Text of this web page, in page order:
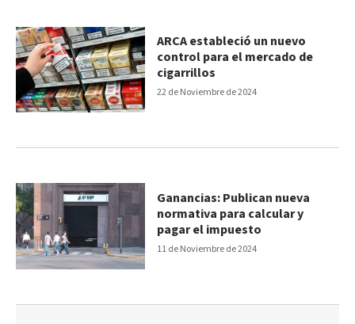
22 de Noviembre de 2024
ARCA estableció un nuevo
control para el mercado de
cigarrillos
11 de Noviembre de 2024
Ganancias: Publican nueva
normativa para calcular y
pagar el impuesto